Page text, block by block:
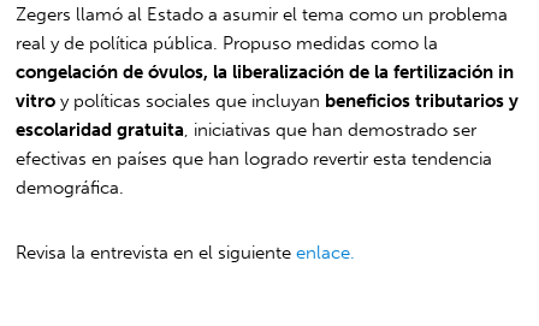
Zegers llamó al Estado a asumir el tema como un problema
real y de política pública. Propuso medidas como la
congelación de óvulos, la liberalización de la fertilización in
vitro y políticas sociales que incluyan beneficios tributarios y
escolaridad gratuita, iniciativas que han demostrado ser
efectivas en países que han logrado revertir esta tendencia
demográfica.
Revisa la entrevista en el siguienteenlace.